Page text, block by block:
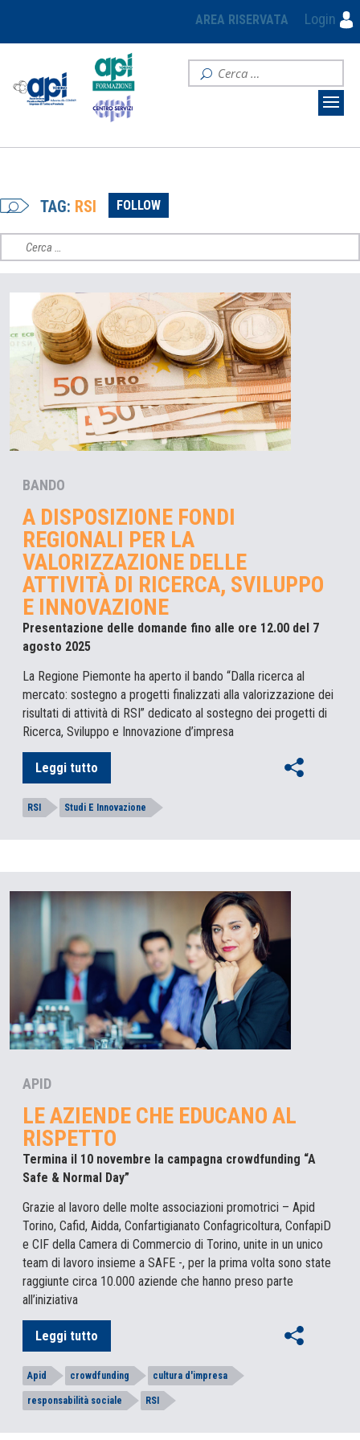
AREA RISERVATA Login
TAG: RSI FOLLOW
BANDO
A DISPOSIZIONE FONDI
REGIONALI PER LA
VALORIZZAZIONE DELLE
ATTIVITÀ DI RICERCA, SVILUPPO
E INNOVAZIONE
Presentazione delle domande fino alle ore 12.00 del 7
agosto 2025
La Regione Piemonte ha aperto il bando “Dalla ricerca al
mercato: sostegno a progetti finalizzati alla valorizzazione dei
risultati di attività di RSI” dedicato al sostegno dei progetti di
Ricerca, Sviluppo e Innovazione d’impresa
Leggi tutto
RSI Studi E Innovazione
APID
LE AZIENDE CHE EDUCANO AL
RISPETTO
Termina il 10 novembre la campagna crowdfunding “A
Safe & Normal Day”
Grazie al lavoro delle molte associazioni promotrici – Apid
Torino, Cafid, Aidda, Confartigianato Confagricoltura, ConfapiD
e CIF della Camera di Commercio di Torino, unite in un unico
team di lavoro insieme a SAFE -, per la prima volta sono state
raggiunte circa 10.000 aziende che hanno preso parte
all’iniziativa
Leggi tutto
Apid crowdfunding cultura d'impresa
responsabilità sociale RSI